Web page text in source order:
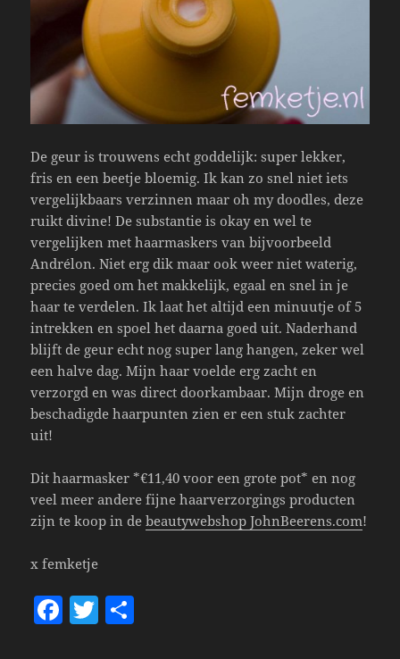
De geur is trouwens echt goddelijk: super lekker,
fris en een beetje bloemig. Ik kan zo snel niet iets
vergelijkbaars verzinnen maar oh my doodles, deze
ruikt divine! De substantie is okay en wel te
vergelijken met haarmaskers van bijvoorbeeld
Andrélon. Niet erg dik maar ook weer niet waterig,
precies goed om het makkelijk, egaal en snel in je
haar te verdelen. Ik laat het altijd een minuutje of 5
intrekken en spoel het daarna goed uit. Naderhand
blijft de geur echt nog super lang hangen, zeker wel
een halve dag. Mijn haar voelde erg zacht en
verzorgd en was direct doorkambaar. Mijn droge en
beschadigde haarpunten zien er een stuk zachter
uit!
Dit haarmasker *€11,40 voor een grote pot* en nog
veel meer andere fijne haarverzorgings producten
zijn te koop in debeautywebshop JohnBeerens.com!
x femketje
F T